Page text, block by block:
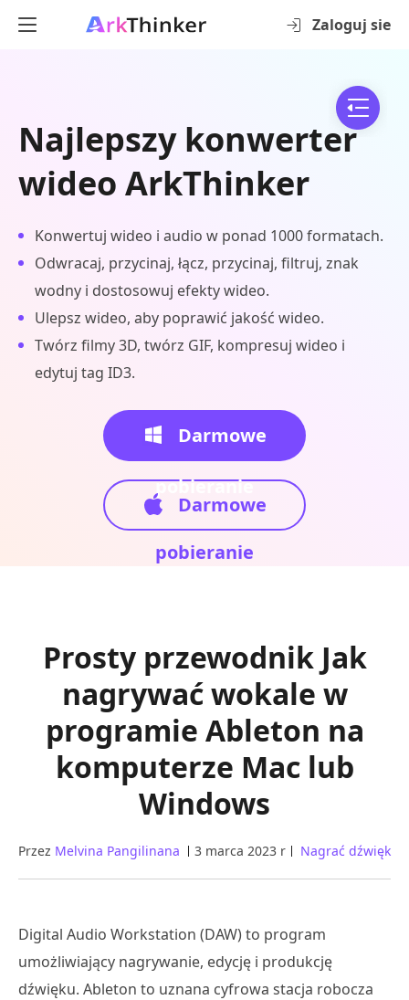
Zaloguj sie
Najlepszy konwerter
wideo ArkThinker
Konwertuj wideo i audio w ponad 1000 formatach.
Odwracaj, przycinaj, łącz, przycinaj, filtruj, znak
wodny i dostosowuj efekty wideo.
Ulepsz wideo, aby poprawić jakość wideo.
Twórz filmy 3D, twórz GIF, kompresuj wideo i
edytuj tag ID3.
Darmowe
pobieranie
Darmowe
pobieranie
Prosty przewodnik Jak
nagrywać wokale w
programie Ableton na
komputerze Mac lub
Windows
Przez Melvina Pangilinana 3 marca 2023 r Nagrać dźwięk
Digital Audio Workstation (DAW) to program
umożliwiający nagrywanie, edycję i produkcję
dźwięku. Ableton to uznana cyfrowa stacja robocza